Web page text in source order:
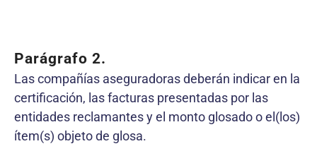
Parágrafo 2.
Las compañías aseguradoras deberán indicar en la
certificación, las facturas presentadas por las
entidades reclamantes y el monto glosado o el(los)
ítem(s) objeto de glosa.